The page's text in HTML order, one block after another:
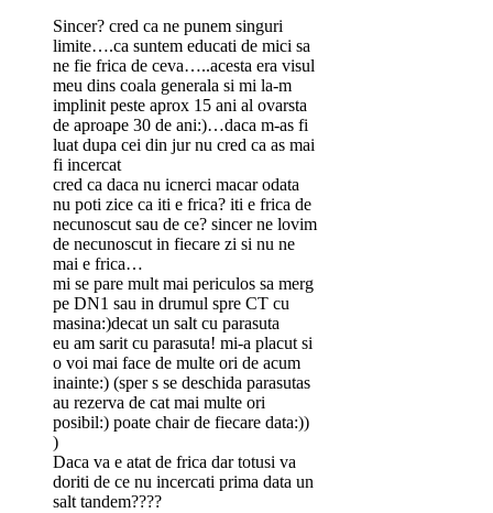
Sincer? cred ca ne punem singuri
limite….ca suntem educati de mici sa
ne fie frica de ceva…..acesta era visul
meu dins coala generala si mi la-m
implinit peste aprox 15 ani al ovarsta
de aproape 30 de ani:)…daca m-as fi
luat dupa cei din jur nu cred ca as mai
fi incercat
cred ca daca nu icnerci macar odata
nu poti zice ca iti e frica? iti e frica de
necunoscut sau de ce? sincer ne lovim
de necunoscut in fiecare zi si nu ne
mai e frica…
mi se pare mult mai periculos sa merg
pe DN1 sau in drumul spre CT cu
masina:)decat un salt cu parasuta
eu am sarit cu parasuta! mi-a placut si
o voi mai face de multe ori de acum
inainte:) (sper s se deschida parasutas
au rezerva de cat mai multe ori
posibil:) poate chair de fiecare data:))
)
Daca va e atat de frica dar totusi va
doriti de ce nu incercati prima data un
salt tandem????